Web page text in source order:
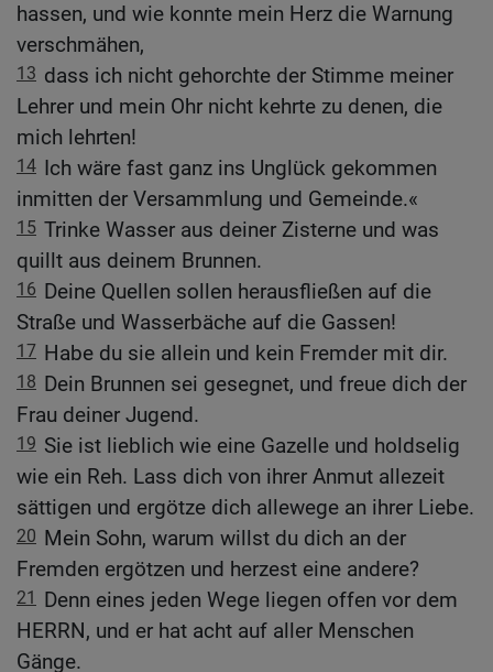
hassen, und wie konnte mein Herz die Warnung
verschmähen,
13 dass ich nicht gehorchte der Stimme meiner
Lehrer und mein Ohr nicht kehrte zu denen, die
mich lehrten!
14 Ich wäre fast ganz ins Unglück gekommen
inmitten der Versammlung und Gemeinde.«
15 Trinke Wasser aus deiner Zisterne und was
quillt aus deinem Brunnen.
16 Deine Quellen sollen herausfließen auf die
Straße und Wasserbäche auf die Gassen!
17 Habe du sie allein und kein Fremder mit dir.
18 Dein Brunnen sei gesegnet, und freue dich der
Frau deiner Jugend.
19 Sie ist lieblich wie eine Gazelle und holdselig
wie ein Reh. Lass dich von ihrer Anmut allezeit
sättigen und ergötze dich allewege an ihrer Liebe.
20 Mein Sohn, warum willst du dich an der
Fremden ergötzen und herzest eine andere?
21
Denn eines jeden Wege liegen offen vor dem
HERRN, und er hat acht auf aller Menschen
Gänge.